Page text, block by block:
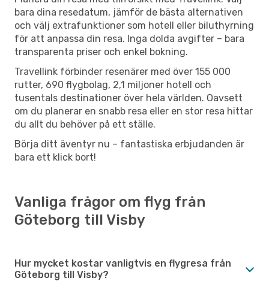
bara dina resedatum, jämför de bästa alternativen
och välj extrafunktioner som hotell eller biluthyrning
för att anpassa din resa. Inga dolda avgifter – bara
transparenta priser och enkel bokning.
Travellink förbinder resenärer med över 155 000
rutter, 690 flygbolag, 2,1 miljoner hotell och
tusentals destinationer över hela världen. Oavsett
om du planerar en snabb resa eller en stor resa hittar
du allt du behöver på ett ställe.
Börja ditt äventyr nu – fantastiska erbjudanden är
bara ett klick bort!
Vanliga frågor om flyg från
Göteborg till Visby
Hur mycket kostar vanligtvis en flygresa från
Göteborg till Visby?